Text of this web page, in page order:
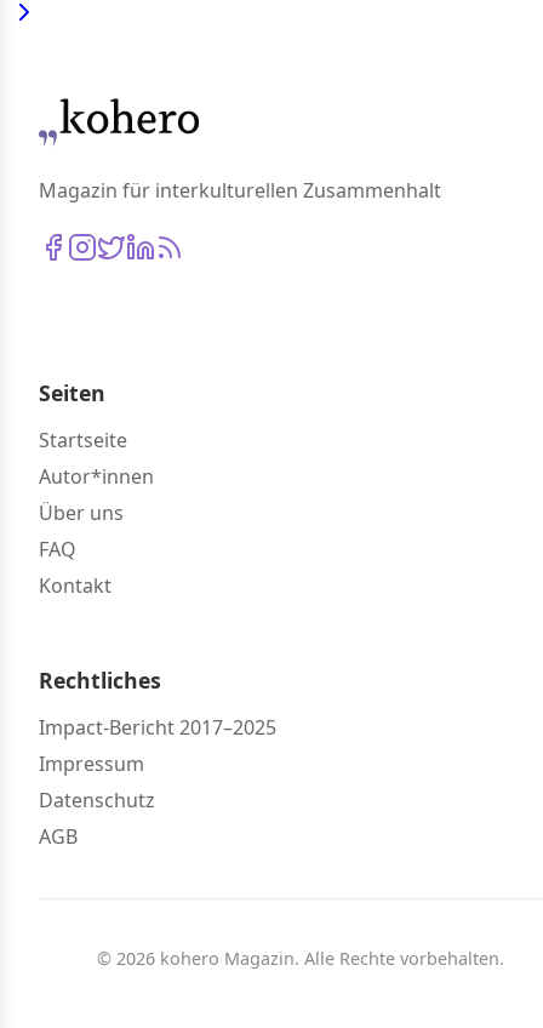
Magazin für interkulturellen Zusammenhalt
Seiten
Startseite
Autor*innen
Über uns
FAQ
Kontakt
Rechtliches
Impact-Bericht 2017–2025
Impressum
Datenschutz
AGB
© 2026 kohero Magazin. Alle Rechte vorbehalten.